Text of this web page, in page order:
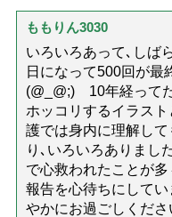
ももりん3030
いろいろあって､しば
日になって500回が最
(@_@;) 10年経って
ホッコリするイラス
護では身内に理解し
り､いろいろありまし
で心救われたことが
報告を心待ちにして
やかにお過ごしくだ